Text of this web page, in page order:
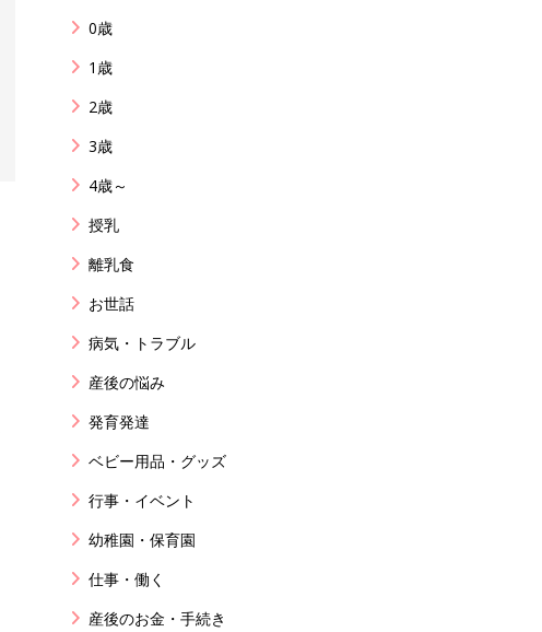
0歳
1歳
2歳
3歳
4歳～
授乳
離乳食
お世話
病気・トラブル
産後の悩み
発育発達
ベビー用品・グッズ
行事・イベント
幼稚園・保育園
仕事・働く
産後のお金・手続き